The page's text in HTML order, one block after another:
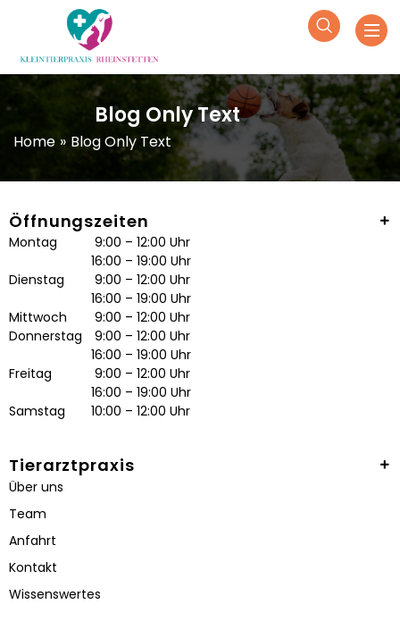
Blog Only Text
Home » Blog Only Text
Öffnungszeiten
Montag
Dienstag
Mittwoch
Donnerstag
Freitag
Samstag
9:00 – 12:00 Uhr
16:00 – 19:00 Uhr
9:00 – 12:00 Uhr
16:00 – 19:00 Uhr
9:00 – 12:00 Uhr
9:00 – 12:00 Uhr
16:00 – 19:00 Uhr
9:00 – 12:00 Uhr
16:00 – 19:00 Uhr
10:00 – 12:00 Uhr
Tierarztpraxis
Über uns
Team
Anfahrt
Kontakt
Wissenswertes